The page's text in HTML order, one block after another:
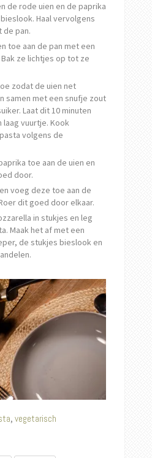
de rode uien en de paprika
Haal vervolgens
de pan.
toe aan de pan met een
ze lichtjes op tot ze
zodat de uien net
samen met een snufje zout
Laat dit 10 minuten
vuurtje. Kook
volgens de
toe aan de uien en
door.
voeg deze toe aan de
dit goed door elkaar.
in stukjes en leg
Maak het af met een
de stukjes bieslook en
, vegetarisch